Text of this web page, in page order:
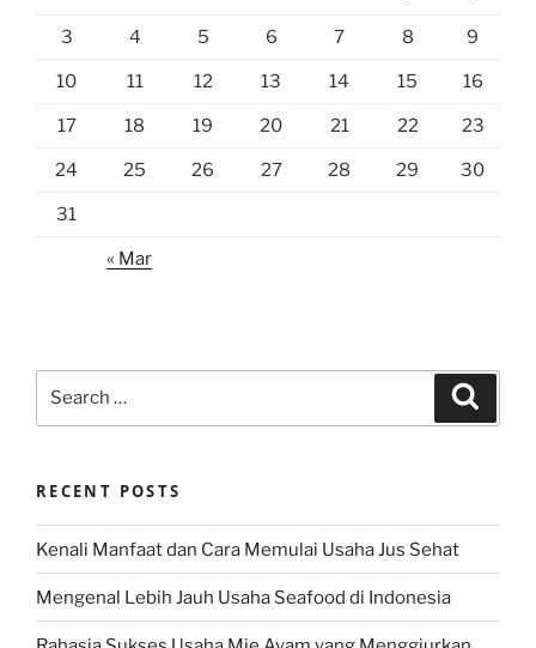
3 4 5 6 7 8 9
10 11 12 13 14 15 16
17 18 19 20 21 22 23
24 25 26 27 28 29 30
31
« Mar
RECENT POSTS
Kenali Manfaat dan Cara Memulai Usaha Jus Sehat
Mengenal Lebih Jauh Usaha Seafood di Indonesia